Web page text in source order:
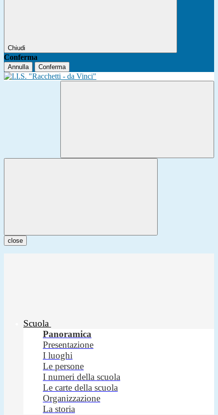
Chiudi
Conferma
Annulla Conferma
close
Scuola
Panoramica
Presentazione
I luoghi
Le persone
I numeri della scuola
Le carte della scuola
Organizzazione
La storia